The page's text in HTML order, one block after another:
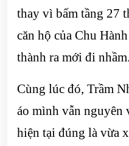
thay vì bấm tầng 27
căn hộ của Chu
thành ra mới đi nhầm.
Cùng lúc đó, Trầm
áo mình vẫn nguyên
hiện tại đúng là vừa